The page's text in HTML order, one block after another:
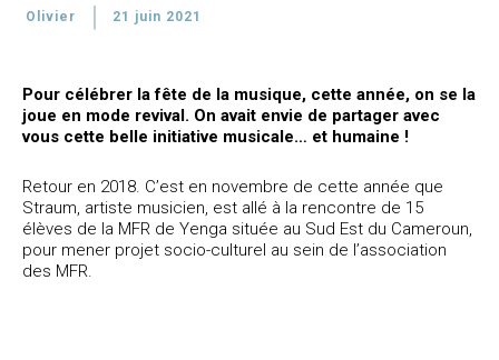
Olivier 21 juin 2021
Pour célébrer la fête de la musique, cette année, on se la
joue en mode revival. On avait envie de partager avec
vous cette belle initiative musicale… et humaine !
Retour en 2018. C’est en novembre de cette année que
Straum, artiste musicien, est allé à la rencontre de 15
élèves de la MFR de Yenga située au Sud Est du Cameroun,
pour mener projet socio-culturel au sein de l’association
des MFR.